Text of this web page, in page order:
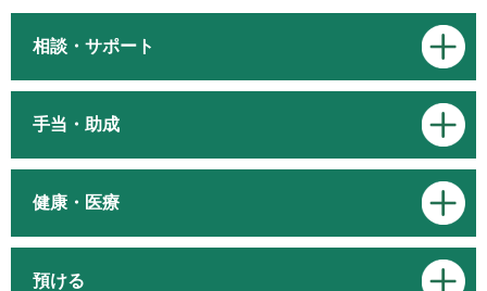
相談・サポート
手当・助成
健康・医療
預ける